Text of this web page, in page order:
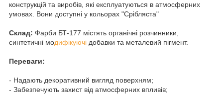
конструкцій та виробів, які експлуатуються в атмосферних
умовах. Вони доступні у кольорах "Срібляста"
Склад: Фарби БТ-177 містять органічні розчинники,
синтетичні модифікуючі добавки та металевий пігмент.
Переваги:
- Надають декоративний вигляд поверхням;
- Забезпечують захист від атмосферних впливів;